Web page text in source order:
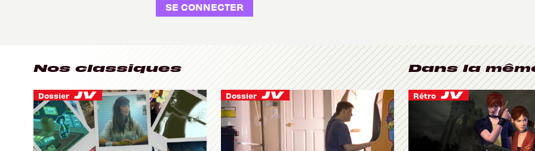
SE CONNECTER
Nos classiques
Dossier Dossier
Dans la
Rétro